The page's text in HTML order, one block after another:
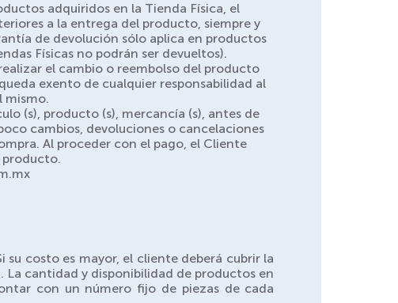
adquiridos en la Tienda Física, el
a la entrega del producto, siempre y
de devolución sólo aplica en productos
Físicas no podrán ser devueltos).
el cambio o reembolso del producto
exento de cualquier responsabilidad al
mismo.
(s), producto (s), mercancía (s), antes de
cambios, devoluciones o cancelaciones
Al proceder con el pago, el Cliente
producto.
costo es mayor, el cliente deberá cubrir la
cantidad y disponibilidad de productos en
con un número fijo de piezas de cada